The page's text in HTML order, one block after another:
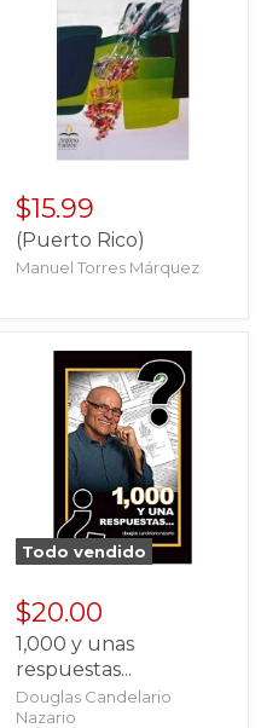
$15.99
(Puerto Rico)
Manuel Torres Márquez
Todo vendido
$20.00
1,000 y unas
respuestas...
Douglas Candelario
Nazario